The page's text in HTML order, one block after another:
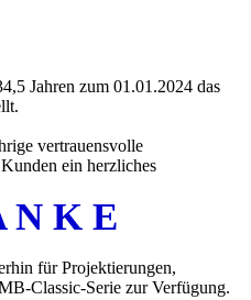
Jahren zum 01.01.2024 das
vertrauensvolle
ein herzliches
N K E
für Projektierungen,
Classic-Serie zur Verfügung.